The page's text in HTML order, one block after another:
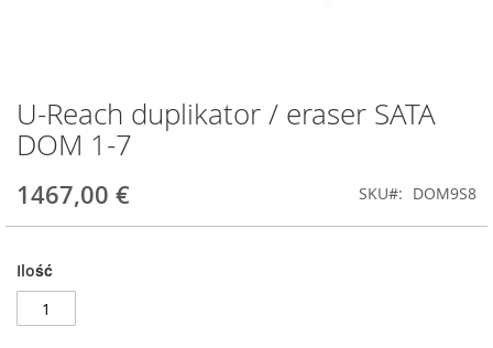
U-Reach duplikator / eraser SATA
DOM 1-7
1467,00 € SKU DOM9S8
Ilość
Przejdź
na
początek